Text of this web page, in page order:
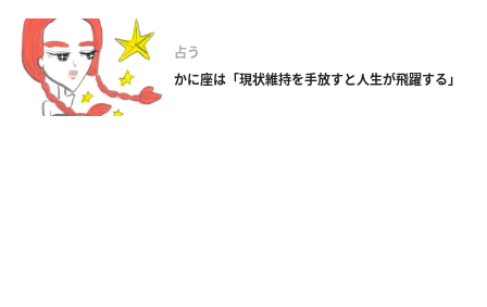
占う
かに座は「現状維持を手放すと人生が飛躍する」